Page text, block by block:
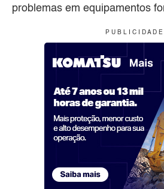
problemas em equipamentos
P U B L I C I D A D E